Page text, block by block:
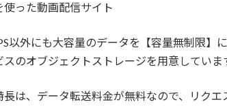
使った動画配信サイト
以外にも大容量のデータを【容量無制限】
のオブジェクトストレージを用意していま
は、データ転送料金が無料なので、リク